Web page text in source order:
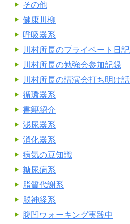
その他
健康川柳
呼吸器系
川村所長のプライベート日記
川村所長の勉強会参加記録
川村所長の講演会打ち明け話
循環器系
書籍紹介
泌尿器系
消化器系
病気の豆知識
糖尿病系
脂質代謝系
脳神経系
腹凹ウォーキング実践中